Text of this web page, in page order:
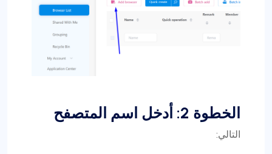
الخطوة 2: أدخل اسم المتصفح
التالي: